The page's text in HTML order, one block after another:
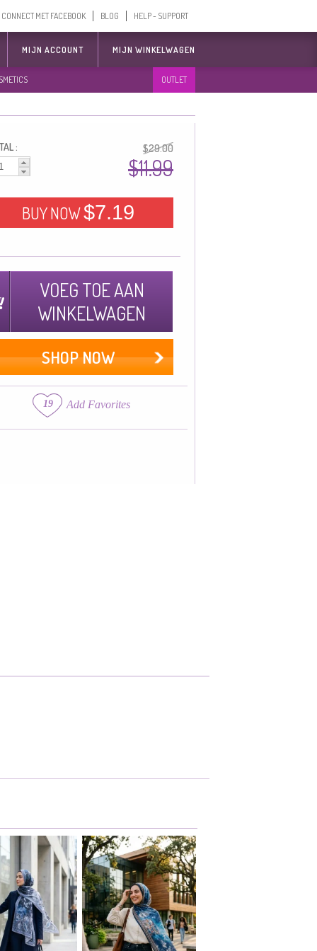
CONNECT MET FACEBOOK BLOG HELP - SUPPORT
MIJN ACCOUNT MIJN WINKELWAGEN
OUTLET
: $29.00
$11.99
BUY NOW$7.19
VOEG TOE AAN
WINKELWAGEN
SHOP NOW
19 Add Favorites